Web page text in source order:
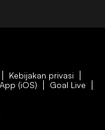
Kebijakan privasi
(iOS) Goal Live